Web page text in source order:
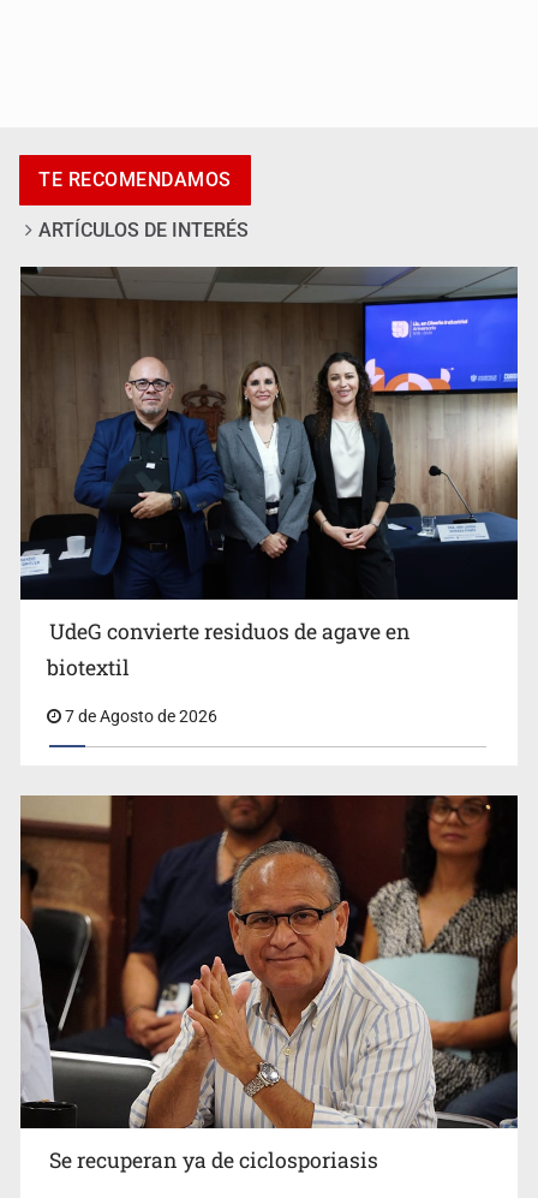
Al archivo la mitad de quejas contra el Siapa
Ya hay solicitud de audiencia de imputación en caso Eli
Castro
Vecinos acusan retiro de árboles; Ijalvi niega tala
UdeG convierte residuos de agave en biotextil
TE RECOMENDAMOS
ARTÍCULOS DE INTERÉS
UdeG convierte residuos de agave en
biotextil
7 de Agosto de 2026
Se recuperan ya de ciclosporiasis